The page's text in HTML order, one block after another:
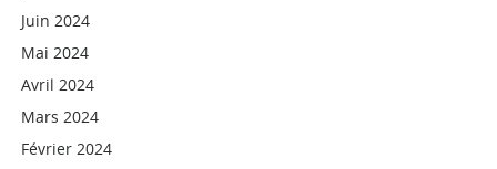
Juin 2024
Mai 2024
Avril 2024
Mars 2024
Février 2024